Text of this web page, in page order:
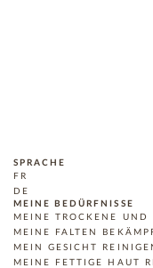
SPRACHE
FR
DE
MEINE BEDÜRFNISSE
MEINE TROCKENE UND
MEINE FALTEN
MEIN GESICHT
MEINE FETTIGE HAUT